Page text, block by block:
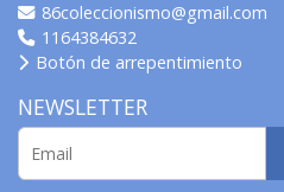
86coleccionismo@gmail.com
1164384632
Botón de arrepentimiento
NEWSLETTER